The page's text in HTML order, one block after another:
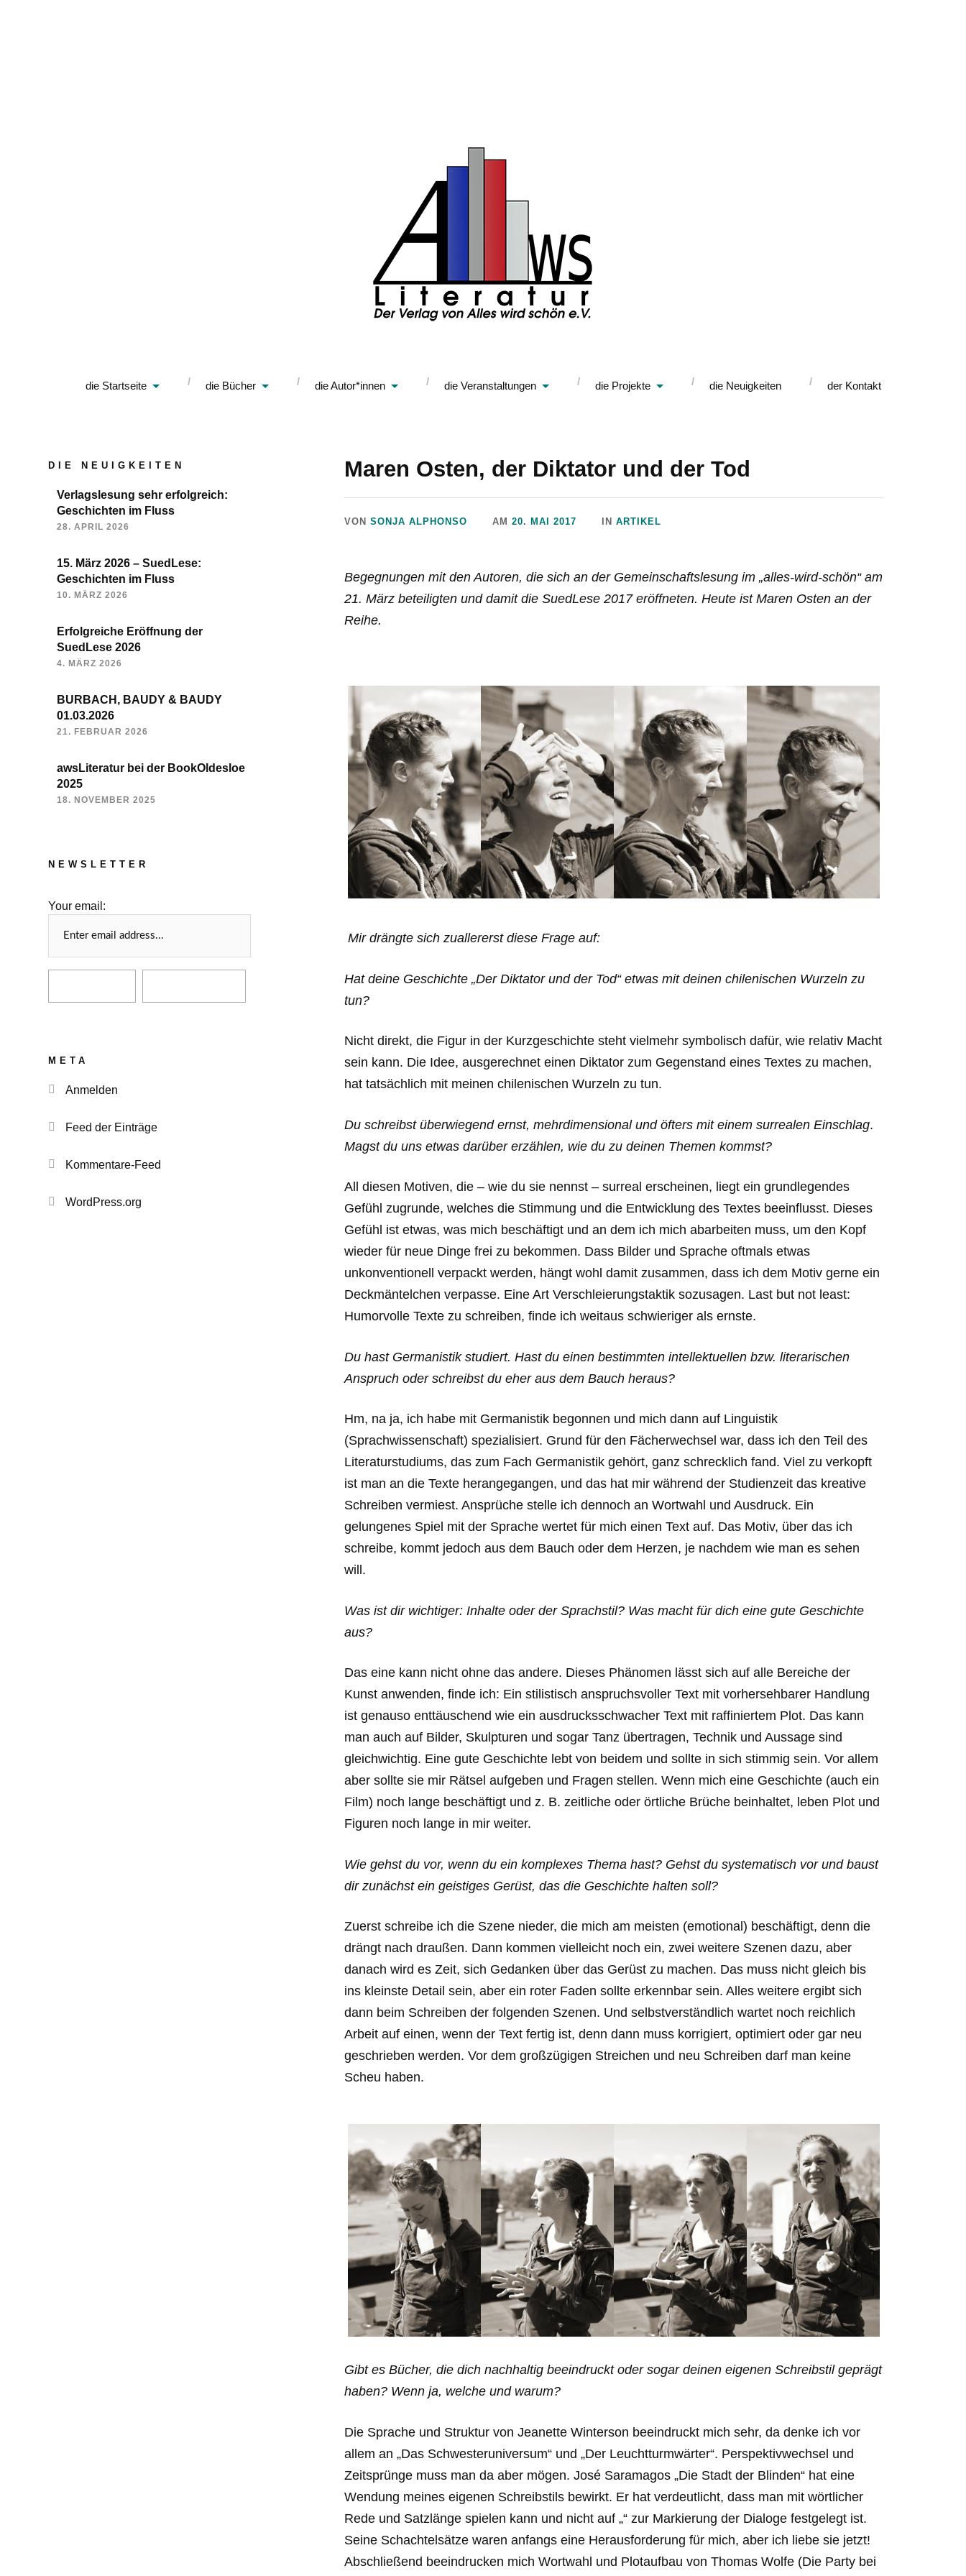
die Startseite die Bücher die Autor*innen die Veranstaltungen die Projekte die Neuigkeiten der Kontakt
Maren Osten, der Diktator und der Tod
VONSONJA ALPHONSO AM20. MAI 2017 INARTIKEL
Begegnungen mit den Autoren, die sich an der Gemeinschaftslesung im „alles-wird-schön“ am
21. März beteiligten und damit die SuedLese 2017 eröffneten. Heute ist Maren Osten an der
Reihe.
Mir drängte sich zuallererst diese Frage auf:
Hat deine Geschichte „Der Diktator und der Tod“ etwas mit deinen chilenischen Wurzeln zu
tun?
Nicht direkt, die Figur in der Kurzgeschichte steht vielmehr symbolisch dafür, wie relativ Macht
sein kann. Die Idee, ausgerechnet einen Diktator zum Gegenstand eines Textes zu machen,
hat tatsächlich mit meinen chilenischen Wurzeln zu tun.
Du schreibst überwiegend ernst, mehrdimensional und öfters mit einem surrealen Einschlag.
Magst du uns etwas darüber erzählen, wie du zu deinen Themen kommst?
All diesen Motiven, die – wie du sie nennst – surreal erscheinen, liegt ein grundlegendes
Gefühl zugrunde, welches die Stimmung und die Entwicklung des Textes beeinflusst. Dieses
Gefühl ist etwas, was mich beschäftigt und an dem ich mich abarbeiten muss, um den Kopf
wieder für neue Dinge frei zu bekommen. Dass Bilder und Sprache oftmals etwas
unkonventionell verpackt werden, hängt wohl damit zusammen, dass ich dem Motiv gerne ein
Deckmäntelchen verpasse. Eine Art Verschleierungstaktik sozusagen. Last but not least:
Humorvolle Texte zu schreiben, finde ich weitaus schwieriger als ernste.
Du hast Germanistik studiert. Hast du einen bestimmten intellektuellen bzw. literarischen
Anspruch oder schreibst du eher aus dem Bauch heraus?
Hm, na ja, ich habe mit Germanistik begonnen und mich dann auf Linguistik
(Sprachwissenschaft) spezialisiert. Grund für den Fächerwechsel war, dass ich den Teil des
Literaturstudiums, das zum Fach Germanistik gehört, ganz schrecklich fand. Viel zu verkopft
ist man an die Texte herangegangen, und das hat mir während der Studienzeit das kreative
Schreiben vermiest. Ansprüche stelle ich dennoch an Wortwahl und Ausdruck. Ein
gelungenes Spiel mit der Sprache wertet für mich einen Text auf. Das Motiv, über das ich
schreibe, kommt jedoch aus dem Bauch oder dem Herzen, je nachdem wie man es sehen
will.
Was ist dir wichtiger: Inhalte oder der Sprachstil? Was macht für dich eine gute Geschichte
aus?
Das eine kann nicht ohne das andere. Dieses Phänomen lässt sich auf alle Bereiche der
Kunst anwenden, finde ich: Ein stilistisch anspruchsvoller Text mit vorhersehbarer Handlung
ist genauso enttäuschend wie ein ausdrucksschwacher Text mit raffiniertem Plot. Das kann
man auch auf Bilder, Skulpturen und sogar Tanz übertragen, Technik und Aussage sind
gleichwichtig. Eine gute Geschichte lebt von beidem und sollte in sich stimmig sein. Vor allem
aber sollte sie mir Rätsel aufgeben und Fragen stellen. Wenn mich eine Geschichte (auch ein
Film) noch lange beschäftigt und z. B. zeitliche oder örtliche Brüche beinhaltet, leben Plot und
Figuren noch lange in mir weiter.
Wie gehst du vor, wenn du ein komplexes Thema hast? Gehst du systematisch vor und baust
dir zunächst ein geistiges Gerüst, das die Geschichte halten soll?
Zuerst schreibe ich die Szene nieder, die mich am meisten (emotional) beschäftigt, denn die
drängt nach draußen. Dann kommen vielleicht noch ein, zwei weitere Szenen dazu, aber
danach wird es Zeit, sich Gedanken über das Gerüst zu machen. Das muss nicht gleich bis
ins kleinste Detail sein, aber ein roter Faden sollte erkennbar sein. Alles weitere ergibt sich
dann beim Schreiben der folgenden Szenen. Und selbstverständlich wartet noch reichlich
Arbeit auf einen, wenn der Text fertig ist, denn dann muss korrigiert, optimiert oder gar neu
geschrieben werden. Vor dem großzügigen Streichen und neu Schreiben darf man keine
Scheu haben.
Gibt es Bücher, die dich nachhaltig beeindruckt oder sogar deinen eigenen Schreibstil geprägt
haben? Wenn ja, welche und warum?
Die Sprache und Struktur von Jeanette Winterson beeindruckt mich sehr, da denke ich vor
allem an „Das Schwesteruniversum“ und „Der Leuchtturmwärter“. Perspektivwechsel und
Zeitsprünge muss man da aber mögen. José Saramagos „Die Stadt der Blinden“ hat eine
Wendung meines eigenen Schreibstils bewirkt. Er hat verdeutlicht, dass man mit wörtlicher
Rede und Satzlänge spielen kann und nicht auf „“ zur Markierung der Dialoge festgelegt ist.
Seine Schachtelsätze waren anfangs eine Herausforderung für mich, aber ich liebe sie jetzt!
Abschließend beeindrucken mich Wortwahl und Plotaufbau von Thomas Wolfe (Die Party bei
DIE NEUIGKEITEN
Verlagslesung sehr erfolgreich:
Geschichten im Fluss
28. APRIL 2026
15. März 2026 – SuedLese:
Geschichten im Fluss
10. MÄRZ 2026
Erfolgreiche Eröffnung der
SuedLese 2026
4. MÄRZ 2026
BURBACH, BAUDY & BAUDY
01.03.2026
21. FEBRUAR 2026
awsLiteratur bei der BookOldesloe
2025
18. NOVEMBER 2025
NEWSLETTER
Your email:
META
Anmelden
Feed der Einträge
Kommentare-Feed
WordPress.org